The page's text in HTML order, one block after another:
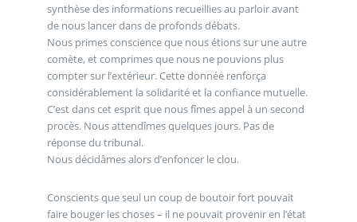
synthèse des informations recueillies au parloir avant
de nous lancer dans de profonds débats.
Nous primes conscience que nous étions sur une autre
comète, et comprimes que nous ne pouvions plus
compter sur l’extérieur. Cette donnée renforça
considérablement la solidarité et la confiance mutuelle.
C’est dans cet esprit que nous fîmes appel à un second
procès. Nous attendîmes quelques jours. Pas de
réponse du tribunal.
Nous décidâmes alors d’enfoncer le clou.
Conscients que seul un coup de boutoir fort pouvait
faire bouger les choses – il ne pouvait provenir en l’état